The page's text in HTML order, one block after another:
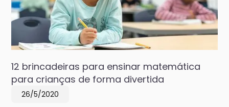
12 brincadeiras para ensinar matemática
para crianças de forma divertida
26/5/2020